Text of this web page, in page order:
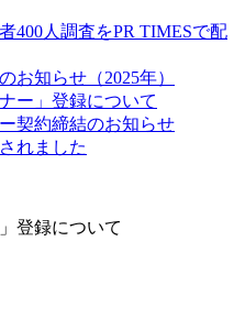
400人調査をPR TIMESで配
お知らせ（2025年）
ー」登録について
契約締結のお知らせ
れました
登録について